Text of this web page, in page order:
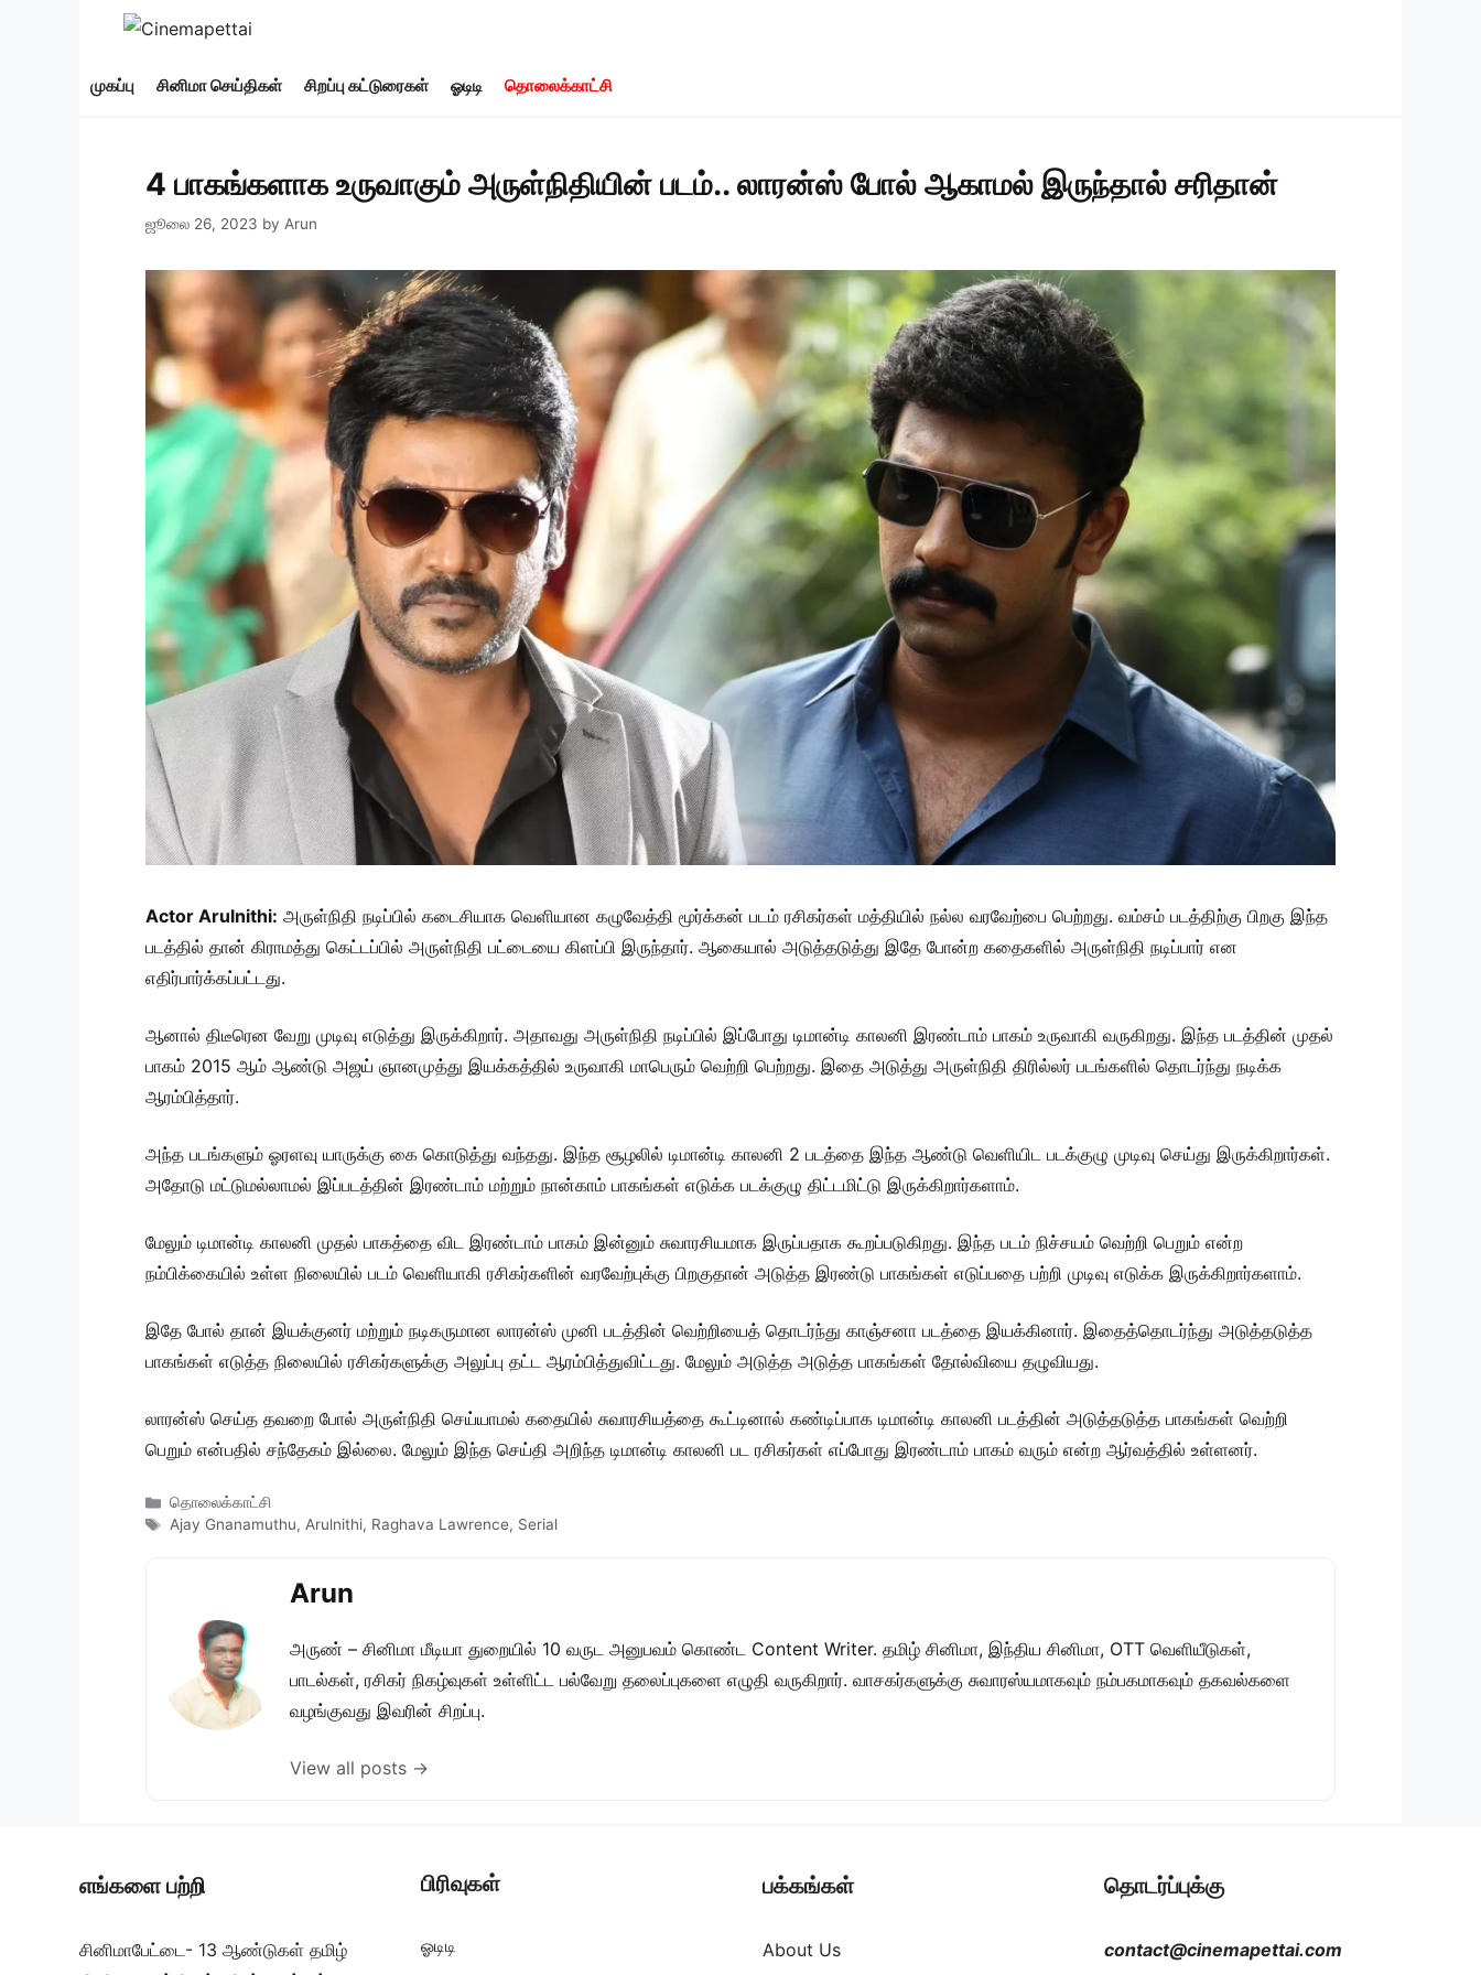
முகப்பு சினிமா செய்திகள் சிறப்பு கட்டுரைகள் ஓடிடி தொலைக்காட்சி
4 பாகங்களாக உருவாகும் அருள்நிதியின் படம்.. லாரன்ஸ் போல் ஆகாமல் இருந்தால் சரிதான்
ஜூலை 26, 2023 by Arun
Actor Arulnithi: அருள்நிதி நடிப்பில் கடைசியாக வெளியான கழுவேத்தி மூர்க்கன் படம் ரசிகர்கள் மத்தியில் நல்ல வரவேற்பை பெற்றது. வம்சம் படத்திற்கு பிறகு இந்த
படத்தில் தான் கிராமத்து கெட்டப்பில் அருள்நிதி பட்டையை கிளப்பி இருந்தார். ஆகையால் அடுத்தடுத்து இதே போன்ற கதைகளில் அருள்நிதி நடிப்பார் என
எதிர்பார்க்கப்பட்டது.
ஆனால் திடீரென வேறு முடிவு எடுத்து இருக்கிறார். அதாவது அருள்நிதி நடிப்பில் இப்போது டிமான்டி காலனி இரண்டாம் பாகம் உருவாகி வருகிறது. இந்த படத்தின் முதல்
பாகம் 2015 ஆம் ஆண்டு அஜய் ஞானமுத்து இயக்கத்தில் உருவாகி மாபெரும் வெற்றி பெற்றது. இதை அடுத்து அருள்நிதி திரில்லர் படங்களில் தொடர்ந்து நடிக்க
ஆரம்பித்தார்.
அந்த படங்களும் ஓரளவு யாருக்கு கை கொடுத்து வந்தது. இந்த சூழலில் டிமான்டி காலனி 2 படத்தை இந்த ஆண்டு வெளியிட படக்குழு முடிவு செய்து இருக்கிறார்கள்.
அதோடு மட்டுமல்லாமல் இப்படத்தின் இரண்டாம் மற்றும் நான்காம் பாகங்கள் எடுக்க படக்குழு திட்டமிட்டு இருக்கிறார்களாம்.
மேலும் டிமான்டி காலனி முதல் பாகத்தை விட இரண்டாம் பாகம் இன்னும் சுவாரசியமாக இருப்பதாக கூறப்படுகிறது. இந்த படம் நிச்சயம் வெற்றி பெறும் என்ற
நம்பிக்கையில் உள்ள நிலையில் படம் வெளியாகி ரசிகர்களின் வரவேற்புக்கு பிறகுதான் அடுத்த இரண்டு பாகங்கள் எடுப்பதை பற்றி முடிவு எடுக்க இருக்கிறார்களாம்.
இதே போல் தான் இயக்குனர் மற்றும் நடிகருமான லாரன்ஸ் முனி படத்தின் வெற்றியைத் தொடர்ந்து காஞ்சனா படத்தை இயக்கினார். இதைத்தொடர்ந்து அடுத்தடுத்த
பாகங்கள் எடுத்த நிலையில் ரசிகர்களுக்கு அலுப்பு தட்ட ஆரம்பித்துவிட்டது. மேலும் அடுத்த அடுத்த பாகங்கள் தோல்வியை தழுவியது.
லாரன்ஸ் செய்த தவறை போல் அருள்நிதி செய்யாமல் கதையில் சுவாரசியத்தை கூட்டினால் கண்டிப்பாக டிமான்டி காலனி படத்தின் அடுத்தடுத்த பாகங்கள் வெற்றி
பெறும் என்பதில் சந்தேகம் இல்லை. மேலும் இந்த செய்தி அறிந்த டிமான்டி காலனி பட ரசிகர்கள் எப்போது இரண்டாம் பாகம் வரும் என்ற ஆர்வத்தில் உள்ளனர்.
Categories
தொலைக்காட்சி
Tags
Ajay Gnanamuthu, Arulnithi, Raghava Lawrence, Serial
Arun
அருண் – சினிமா மீடியா துறையில் 10 வருட அனுபவம் கொண்ட Content Writer. தமிழ் சினிமா, இந்திய சினிமா, OTT வெளியீடுகள்,
பாடல்கள், ரசிகர் நிகழ்வுகள் உள்ளிட்ட பல்வேறு தலைப்புகளை எழுதி வருகிறார். வாசகர்களுக்கு சுவாரஸ்யமாகவும் நம்பகமாகவும் தகவல்களை
வழங்குவது இவரின் சிறப்பு.
View all posts →
எங்களை பற்றி
சினிமாபேட்டை- 13 ஆண்டுகள் தமிழ்
பிரிவுகள்
ஓடிடி
பக்கங்கள்
About Us
தொடர்ப்புக்கு
contact@cinemapettai.com